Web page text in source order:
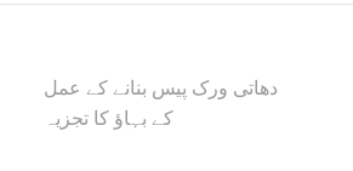
دھاتی ورک پیس بنانے کے عمل
کے بہاؤ کا تجزیہ